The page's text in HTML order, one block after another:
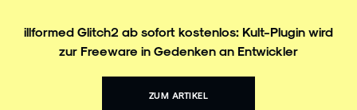
illformed Glitch² ab sofort kostenlos: Kult-Plugin wird
zur Freeware in Gedenken an Entwickler
ZUM ARTIKEL